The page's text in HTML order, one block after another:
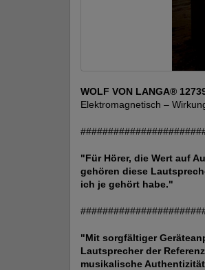
WOLF VON LANGA®
Elektromagnetisch –
"Für Hörer, die Wert auf
gehören diese
ich je gehört habe."
"Mit sorgfältiger
Lautsprecher der
musikalische